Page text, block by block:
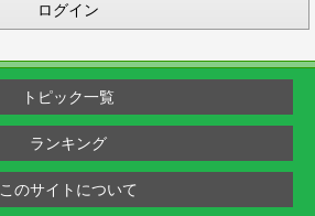
ログイン
トピック一覧
ランキング
このサイトについて